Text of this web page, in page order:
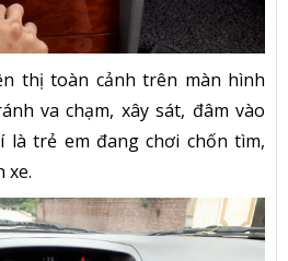
thị toàn cảnh trên màn hình
va chạm, xây sát, đâm vào
là trẻ em đang chơi chốn tìm,
xe.